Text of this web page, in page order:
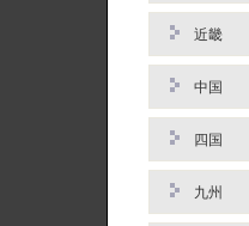
近畿
中国
四国
九州